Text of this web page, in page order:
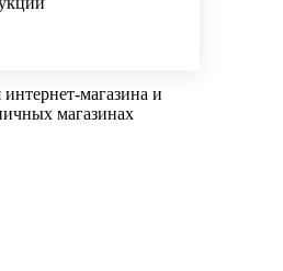
магазина и
магазинах